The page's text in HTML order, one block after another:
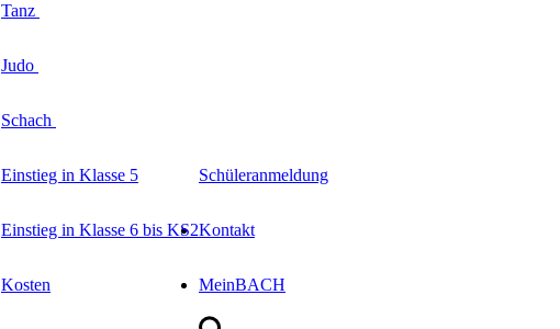
Tanz
Judo
Schach
Schüleranmeldung
Einstieg in Klasse 5
Einstieg in Klasse 6 bis KS2
Kosten
Kontakt
MeinBACH